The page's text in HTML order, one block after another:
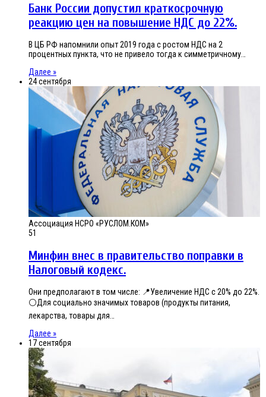
Банк России допустил краткосрочную
реакцию цен на повышение НДС до 22%.
В ЦБ РФ напомнили опыт 2019 года с ростом НДС на 2
процентных пункта, что не привело тогда к симметричному…
Далее »
24 сентября
Ассоциация НСРО «РУСЛОМ.КОМ»
51
Минфин внес в правительство поправки в
Налоговый кодекс.
Они предполагают в том числе: 📍Увеличение НДС с 20% до 22%.
⚪️Для социально значимых товаров (продукты питания,
лекарства, товары для…
Далее »
17 сентября